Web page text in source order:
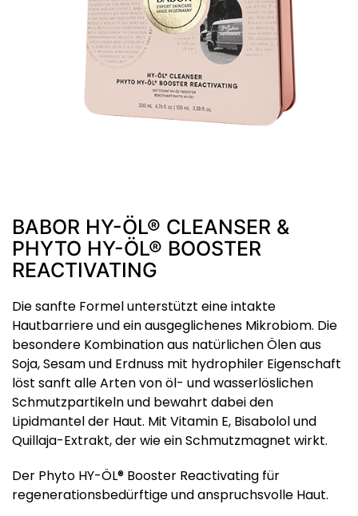
BABOR HY-ÖL® CLEANSER &
PHYTO HY-ÖL® BOOSTER
REACTIVATING
Die sanfte Formel unterstützt eine intakte
Hautbarriere und ein ausgeglichenes Mikrobiom. Die
besondere Kombination aus natürlichen Ölen aus
Soja, Sesam und Erdnuss mit hydrophiler Eigenschaft
löst sanft alle Arten von öl- und wasserlöslichen
Schmutzpartikeln und bewahrt dabei den
Lipidmantel der Haut. Mit Vitamin E, Bisabolol und
Quillaja-Extrakt, der wie ein Schmutzmagnet wirkt.
Der Phyto HY-ÖL® Booster Reactivating für
regenerationsbedürftige und anspruchsvolle Haut.